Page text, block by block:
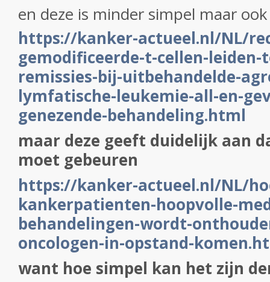
en deze is minder simpel maar
https://kanker-actueel.nl/NL/
gemodificeerde-t-cellen-
remissies-bij-uitbehandelde-
lymfatische-leukemie-all-en-
genezende-behandeling.html
maar deze geeft duidelijk aan
moet gebeuren
https://kanker-actueel.nl/NL/
kankerpatienten-hoopvolle-
behandelingen-wordt-
oncologen-in-opstand-
want hoe simpel kan het zijn